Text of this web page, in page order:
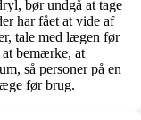
bør undgå at tage
har fået at vide af
tale med lægen før
bemærke, at
så personer på en
før brug.